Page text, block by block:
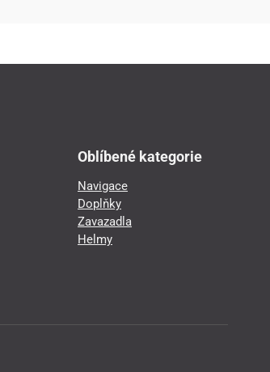
Oblíbené kategorie
Navigace
Doplňky
Zavazadla
Helmy